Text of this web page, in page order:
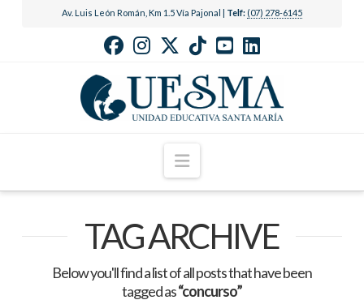
Av. Luis León Román, Km 1.5 Vía Pajonal | Telf: (07) 278-6145
Navigation
TAG ARCHIVE
Below you'll find a list of all posts that have been
tagged as“concurso”